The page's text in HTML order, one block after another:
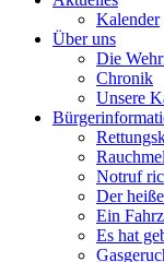
Kalender
Über uns
Die
Chronik
Unsere
Notruf
Der
Ein
Es hat